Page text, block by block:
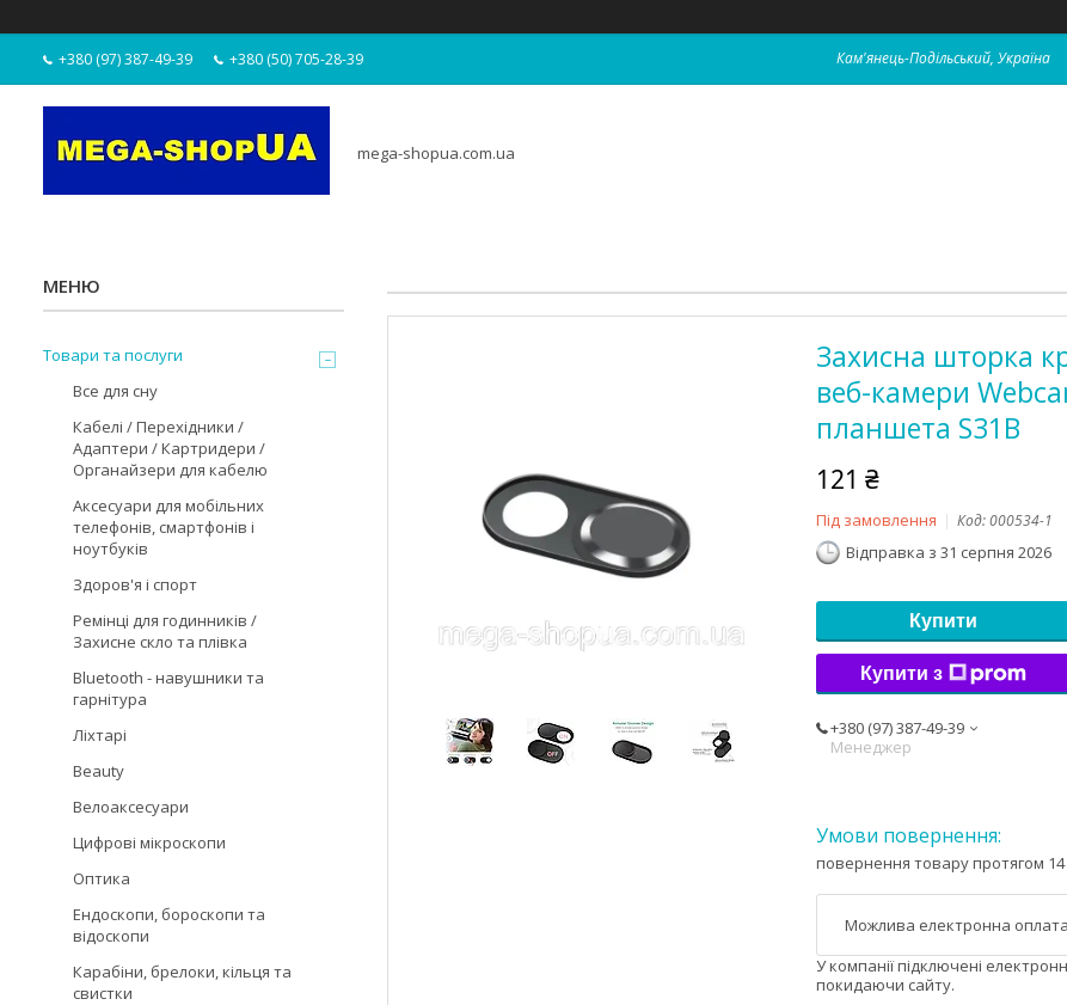
+380 (97) 387-49-39 +380 (50) 705-28-39 Кам'янець-Подільський, Україна
mega-shopua.com.ua
Захисна шторка
веб-камери
планшета S31B
121 ₴
Під замовлення Код:000534-1
Відправка з 31 серпня 2026
Купити
Купити з
+380 (97) 387-49-39
Менеджер
повернення товару протягом 14
У компанії підключені
покидаючи сайту.
Товари та послуги
Все для сну
Кабелі / Перехідники /
Адаптери / Картридери /
Органайзери для кабелю
Аксесуари для мобільних
телефонів, смартфонів і
ноутбуків
Здоров'я і спорт
Ремінці для годинників /
Захисне скло та плівка
Bluetooth - навушники та
гарнітура
Ліхтарі
Beauty
Велоаксесуари
Цифрові мікроскопи
Оптика
Ендоскопи, бороскопи та
відоскопи
Карабіни, брелоки, кільця та
свистки